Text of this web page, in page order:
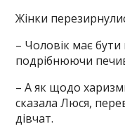
Жінки
– Чоловік має
подрібнюючи
– А як щодо
сказала Люся,
дівчат.